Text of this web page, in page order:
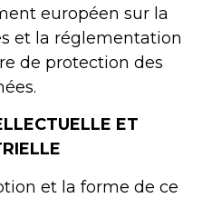
européen sur la
et la réglementation
de protection des
ET
et la forme de ce